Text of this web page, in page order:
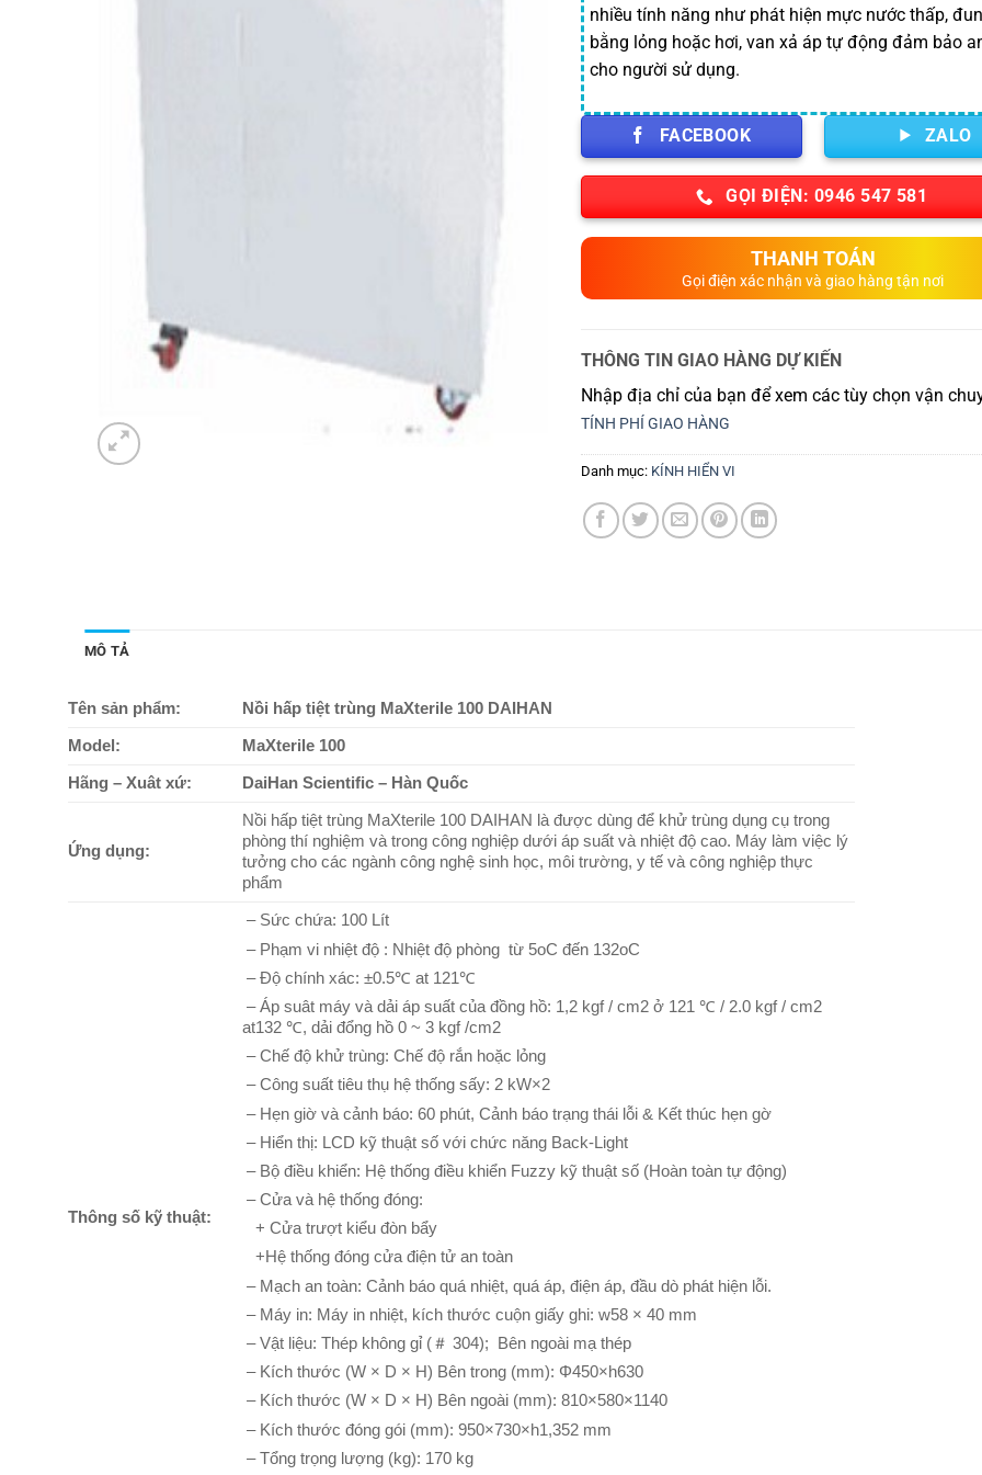
nhiều tính năng như phát hiện mực nước thấp,
bằng lỏng hoặc hơi, van xả áp tự động đảm bảo
cho người sử dụng.
FACEBOOK ZALO
GỌI ĐIỆN: 0946 547 581
THANH TOÁN
Gọi điện xác nhận và giao hàng tận nơi
THÔNG TIN GIAO HÀNG DỰ KIẾN
Nhập địa chỉ của bạn để xem các tùy chọn vận
TÍNH PHÍ GIAO HÀNG
Danh mục: KÍNH HIỂN VI
MÔ TẢ
Tên sản phẩm: Nồi hấp tiệt trùng MaXterile 100 DAIHAN
Model: MaXterile 100
Hãng – Xuât xứ: DaiHan Scientific – Hàn Quốc
Ứng dụng:
Nồi hấp tiệt trùng MaXterile 100 DAIHAN là được dùng để khử trùng dụng cụ trong
phòng thí nghiệm và trong công nghiệp dưới áp suất và nhiệt độ cao. Máy làm việc lý
tưởng cho các ngành công nghệ sinh học, môi trường, y tế và công nghiệp thực
phẩm
Thông số kỹ thuật:
– Sức chứa: 100 Lít
– Phạm vi nhiệt độ : Nhiệt độ phòng từ 5oC đến 132oC
– Độ chính xác: ±0.5℃ at 121℃
– Áp suât máy và dải áp suất của đồng hồ: 1,2 kgf / cm2 ở 121 ℃ / 2.0 kgf / cm2
at132 ℃, dải đổng hồ 0 ~ 3 kgf /cm2
– Chế độ khử trùng: Chế độ rắn hoặc lỏng
– Công suất tiêu thụ hệ thống sấy: 2 kW×2
– Hẹn giờ và cảnh báo: 60 phút, Cảnh báo trạng thái lỗi & Kết thúc hẹn gờ
– Hiển thị: LCD kỹ thuật số với chức năng Back-Light
– Bộ điều khiển: Hệ thống điều khiển Fuzzy kỹ thuật số (Hoàn toàn tự động)
– Cửa và hệ thống đóng:
+ Cửa trượt kiểu đòn bẩy
+Hệ thống đóng cửa điện tử an toàn
– Mạch an toàn: Cảnh báo quá nhiệt, quá áp, điện áp, đầu dò phát hiện lỗi.
– Máy in: Máy in nhiệt, kích thước cuộn giấy ghi: w58 × 40 mm
– Vật liệu: Thép không gỉ (＃ 304); Bên ngoài mạ thép
– Kích thước (W × D × H) Bên trong (mm): Φ450×h630
– Kích thước (W × D × H) Bên ngoài (mm): 810×580×1140
– Kích thước đóng gói (mm): 950×730×h1,352 mm
– Tổng trọng lượng (kg): 170 kg